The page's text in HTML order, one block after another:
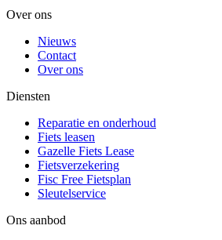
Over ons
Nieuws
Contact
Over ons
Diensten
Reparatie en onderhoud
Fiets leasen
Gazelle Fiets Lease
Fietsverzekering
Fisc Free Fietsplan
Sleutelservice
Ons aanbod